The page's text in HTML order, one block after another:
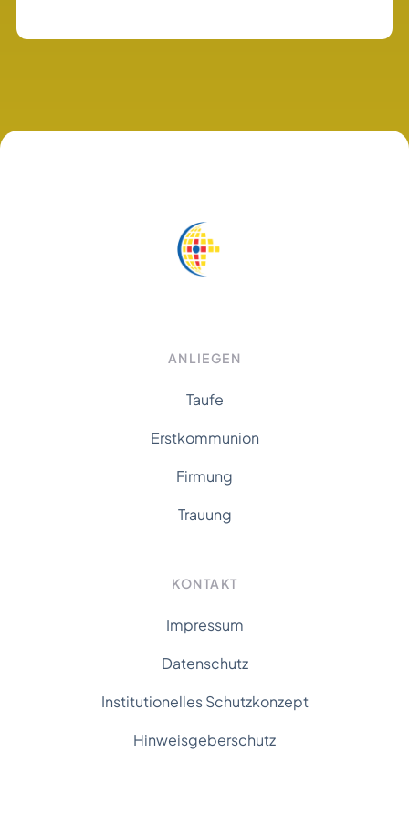
ANLIEGEN
Taufe
Erstkommunion
Firmung
Trauung
KONTAKT
Impressum
Datenschutz
Institutionelles Schutzkonzept
Hinweisgeberschutz